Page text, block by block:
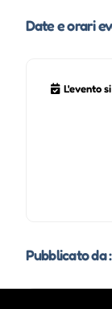
Date e orari
L'evento
Pubblicato da :